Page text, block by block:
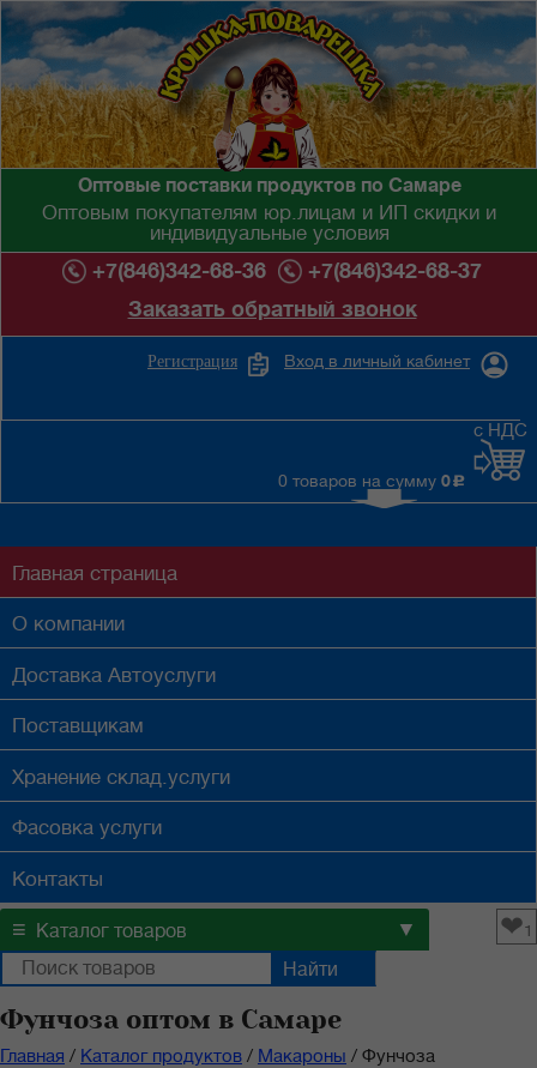
Оптовые поставки продуктов по Самаре
Оптовым покупателям юр.лицам и ИП скидки и
индивидуальные условия
+7(846)342-68-36
+7(846)342-68-37
Заказать обратный звонок
Вход в личный кабинет
Регистрация
0 товаров на сумму 0 c
с НДС
Главная страница
О компании
Доставка Автоуслуги
Поставщикам
Хранение склад.услуги
Фасовка услуги
Контакты
≡ Каталог товаров ▼ ❤1
Фунчоза оптом в Самаре
Главная / Каталог продуктов / Макароны / Фунчоза